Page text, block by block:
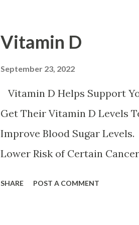
خونی خستگی ضعف قوای جسمانی
نفس است ورزش سنگین حاملگی
باعث کم خونی می شود
Vitamin D
September 23, 2022
Vitamin D Helps Support
Get Their Vitamin D Levels
Improve Blood Sugar
Lower Risk of Certain
SHARE POST A COMMENT